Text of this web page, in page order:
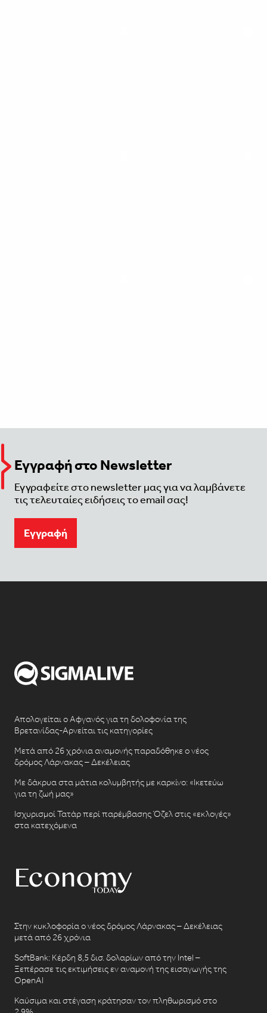
Εγγραφή στο Newsletter
Εγγραφείτε στο newsletter μας για να λαμβάνετε
τις τελευταίες ειδήσεις το email σας!
Eγγραφή
Απολογείται ο Αφγανός για τη δολοφονία της
Βρετανίδας-Αρνείται τις κατηγορίες
Μετά από 26 χρόνια αναμονής παραδόθηκε ο νέος
δρόμος Λάρνακας – Δεκέλειας
Με δάκρυα στα μάτια κολυμβητής με καρκίνο: «Ικετεύω
για τη ζωή μας»
Ισχυρισμοί Τατάρ περί παρέμβασης Όζελ στις «εκλογές»
στα κατεχόμενα
Στην κυκλοφορία ο νέος δρόμος Λάρνακας – Δεκέλειας
μετά από 26 χρόνια
SoftBank: Κέρδη 8,5 δισ. δολαρίων από την Intel –
Ξεπέρασε τις εκτιμήσεις εν αναμονή της εισαγωγής της
OpenAI
Καύσιμα και στέγαση κράτησαν τον πληθωρισμό στο